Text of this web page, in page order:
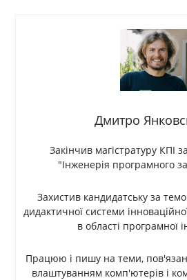
Дмитро
Закінчив магістратуру КПІ
"Інженерія програмного
Захистив кандидатську за
дидактичної системи
в області програмної
Працюю і пишу на теми,
влаштуванням комп'ютерів і